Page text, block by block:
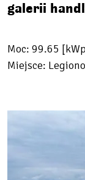
galerii
Moc: 99.65
Miejsce: